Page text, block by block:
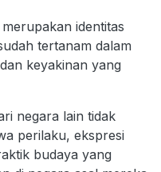
identitas
tertanam dalam
keyakinan yang
negara lain tidak
perilaku, ekspresi
budaya yang